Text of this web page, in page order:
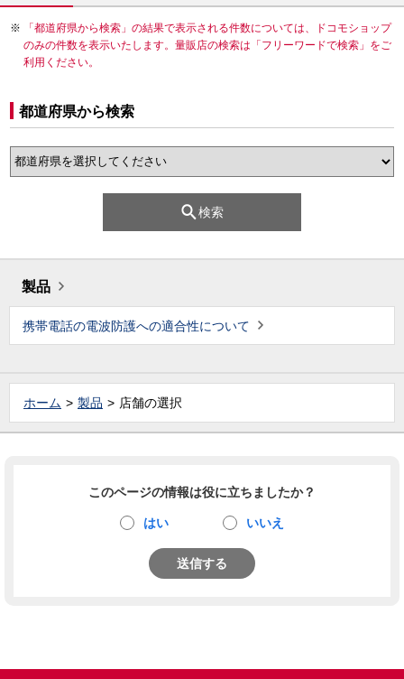
「都道府県から検索」の結果で表示される件数については、ドコモショップ
のみの件数を表示いたします。量販店の検索は「フリーワードで検索」をご
利用ください。
都道府県から検索
検索
製品
携帯電話の電波防護への適合性について
ホーム 製品 店舗の選択
このページの情報は役に立ちましたか？
はい いいえ
送信する